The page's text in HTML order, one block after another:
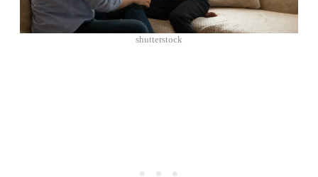
shutterstock